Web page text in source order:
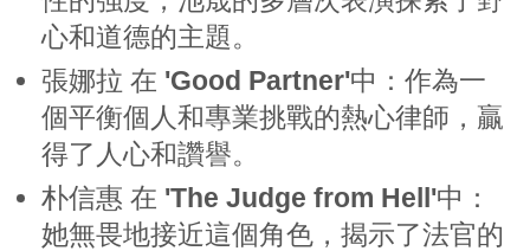
心和道德的主題。
張娜拉 在 'Good Partner'中：作為一
個平衡個人和專業挑戰的熱心律師，贏
得了人心和讚譽。
朴信惠 在 'The Judge from Hell'中：
她無畏地接近這個角色，揭示了法官的